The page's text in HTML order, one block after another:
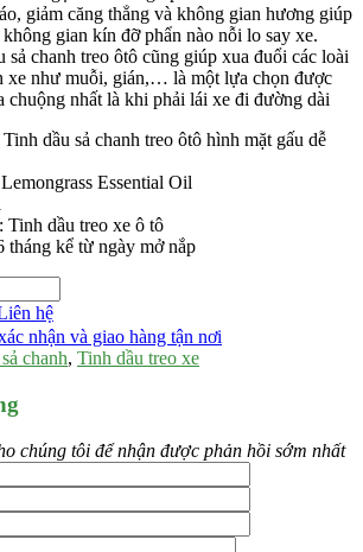
giảm căng thẳng và không gian hương giúp
gian kín đỡ phẩn nào nỗi lo say xe.
chanh treo ôtô cũng giúp xua đuổi các loài
xe như muỗi, gián,… là một lựa chọn được
chuộng nhất là khi phải lái xe đi đường dài
dầu sả chanh treo ôtô hình mặt gấu dễ
Essential Oil
Tinh dầu treo xe ô tô
tháng kể từ ngày mở nắp
hệ
nhận và giao hàng tận nơi
chanh, Tinh dầu treo xe
chúng tôi để nhận được phản hồi sớm nhất